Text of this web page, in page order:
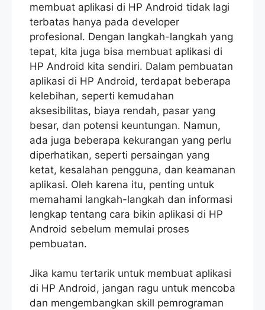
membuat aplikasi di HP Android tidak lagi
terbatas hanya pada developer
profesional. Dengan langkah-langkah yang
tepat, kita juga bisa membuat aplikasi di
HP Android kita sendiri. Dalam pembuatan
aplikasi di HP Android, terdapat beberapa
kelebihan, seperti kemudahan
aksesibilitas, biaya rendah, pasar yang
besar, dan potensi keuntungan. Namun,
ada juga beberapa kekurangan yang perlu
diperhatikan, seperti persaingan yang
ketat, kesalahan pengguna, dan keamanan
aplikasi. Oleh karena itu, penting untuk
memahami langkah-langkah dan informasi
lengkap tentang cara bikin aplikasi di HP
Android sebelum memulai proses
pembuatan.
Jika kamu tertarik untuk membuat aplikasi
di HP Android, jangan ragu untuk mencoba
dan mengembangkan skill pemrograman